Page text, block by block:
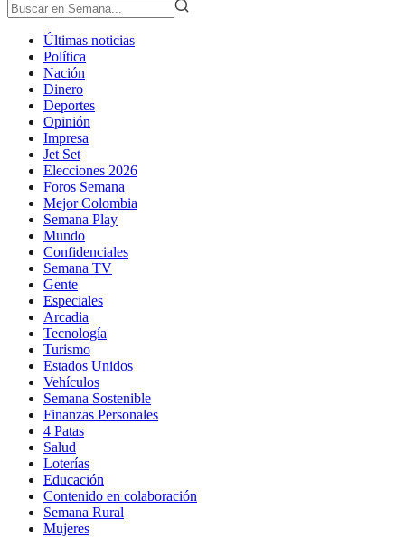
Últimas noticias
Política
Nación
Dinero
Deportes
Opinión
Impresa
Jet Set
Elecciones 2026
Foros Semana
Mejor Colombia
Semana Play
Mundo
Confidenciales
Semana TV
Gente
Especiales
Arcadia
Tecnología
Turismo
Estados Unidos
Vehículos
Semana Sostenible
Finanzas Personales
4 Patas
Salud
Loterías
Educación
Contenido en colaboración
Semana Rural
Mujeres